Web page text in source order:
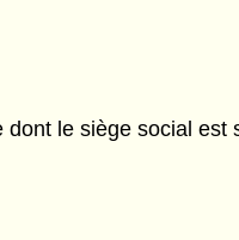
le siège social